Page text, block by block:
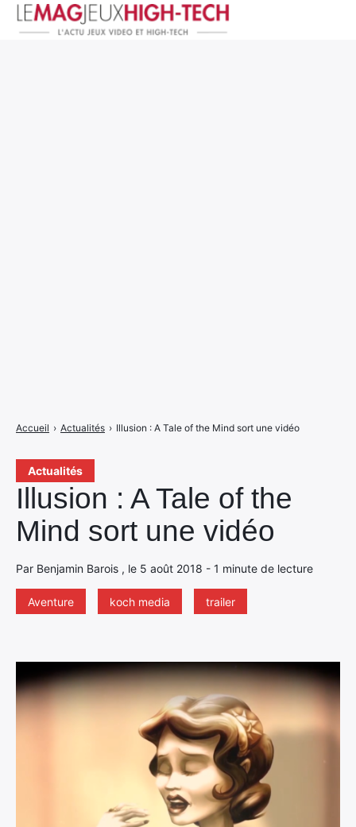
Actualités
Illusion : A Tale of the
Mind sort une vidéo
Par Benjamin Barois , le 5 août 2018 - 1 minute de lecture
Aventure koch media trailer
Accueil › Actualités › Illusion : A Tale of the Mind sort une vidéo